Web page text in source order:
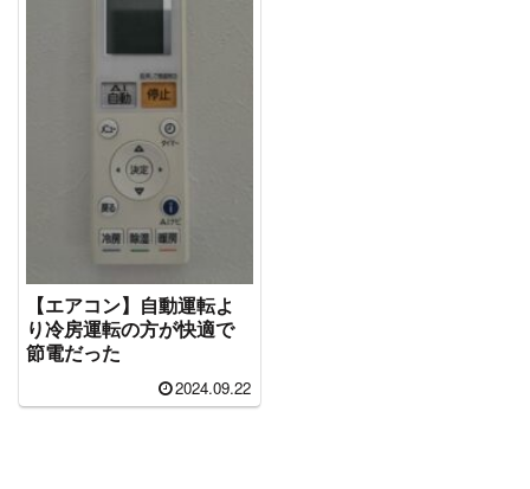
【エアコン】自動運転よ
り冷房運転の方が快適で
節電だった
2024.09.22